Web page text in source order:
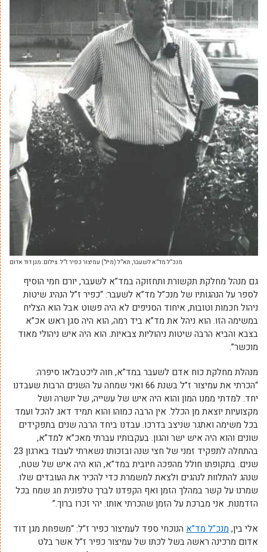
מנכ”ל מד”א לשעבר, תא”ל (מיל’) עמיצור כפיר ז”ל. צילום: מגן דוד אדום
גם מנהל מחלקת תקשורת ותחזוקה במד”א לשעבר, יורם חמי הוסיף
לספר על הנהגותיו של מנכ”ל מד”א לשעבר: “כפיר ז”ל הנהיג שיטות
ניהול חכמות וטובות, איחוד הסניפים לא היה פשוט אבל הוא הצליח
במשימה הזו. הוא ניהל את מד”א ביד רמה, הוא היה סגן ראש אכ”א
בצבא והביא הרבה שיטות ניהוליות צבאיות. הוא היה איש ניהולי מאוד
מוכשר”.
מנהלת מחלקת כוח אדם לשעבר במד”א, חוה ליכטבלאו סיפרה:
“הכרתי את עמיצור ז”ל בשנת 66 ואני שמחה על השנים הרבות שעבדנו
יחד. למדתי ממנו המון והוא היה איש של עשייה, של יושרה ושל
מקצועיות יוצאת מן הכלל. אין הרבה כמוהו והוא תמיד דאג להכל ועמד
בכל משימה ואתגר שניצב בדרכו. עבדנו ביחד הרבה שנים בתפקידים
שונים והוא היה איש ישר והגון. בעקבותיו עברתי מאכ”א למד”א,
בהתחלה לתפקיד זמני של חצי שנה ובזכותו נשארתי לעבוד בארגון 23
שנים. בתקופתו חולל מהפכה חיובית במד”א, הוא היה איש של שטח,
שנהג להתלוות לנהגים ולצאת למשמרת כדי להכיר את העובדים שלו.
שמרנו על קשר במהלך הזמן ואף הקפדנו לברך טלפונית חג שמח בכל
הזדמנות. אני מברכת על הזמן שהכרתי אותו. יהי זכרו ברוך.”
אלי בין,מנכ”ל מד”א הנוכחי ספד לעמיצור כפיר ז”ל: “משפחת מגן דוד
אדום מרכינה ראשה בשל לכתו של עמיצור כפיר ז”ל אשר בלט